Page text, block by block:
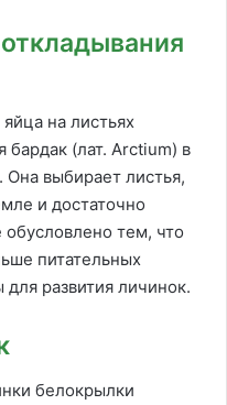
на листьях
бардак (лат. Arctium) в
Она выбирает листья,
и достаточно
тем, что
питательных
развития личинок.
белокрылки